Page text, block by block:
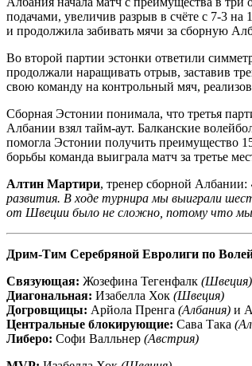
подачами, увеличив разрыв в счёте с 7-3
и продолжила забивать мячи за сборную
Во второй партии эстонки ответили
продолжали наращивать отрыв, заставив
свою команду на контрольный мяч,
Сборная Эстонии понимала, что третья
Албании взял тайм-аут. Балканские
помогла Эстонии получить преимущество
борьбы команда выиграла матч за третье
Алтин Мартири, тренер сборной Албании:
развития. В ходе турнира мы выиграли
от Швеции было не сложно, потому что мы
Дрим-Тим Серебряной Евролиги по
Связующая: Жозефина Тегенфалк (Швеция)
Диагональная: Изабелла Хок (Швеция)
Догровщицы: Арйола Пренга (Албания) и
Центральные блокирующие: Сава Така
Либеро: Софи Валльнер (Австрия)